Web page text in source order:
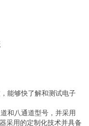
能够快了解和测试电子
和八通道型号，并采用
采用的定制化技术并具备